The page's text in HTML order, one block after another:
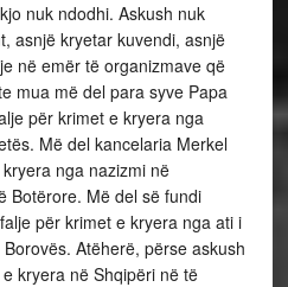
nuk ndodhi. Askush nuk
asnjë kryetar kuvendi, asnjë
në emër të organizmave që
mua më del para syve Papa
për krimet e kryera nga
Më del kancelaria Merkel
nga nazizmi në
Botërore. Më del së fundi
për krimet e kryera nga ati i
Atëherë, përse askush
kryera në Shqipëri në të